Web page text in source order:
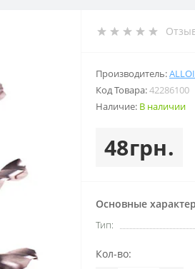
Производитель:
Код Товара:42286100
Наличие: В наличии
48грн.
Основные
Тип:
Кол-во: